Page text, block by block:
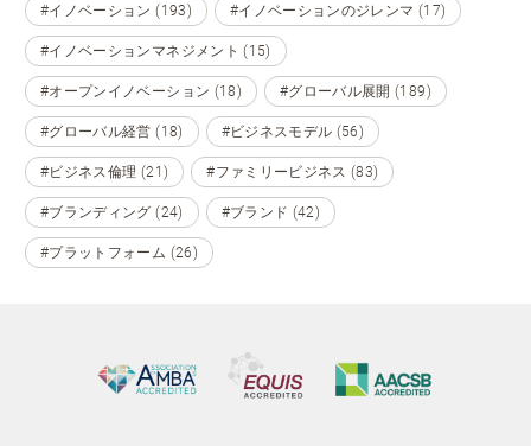
#イノベーション (193) #イノベーションのジレンマ (17)
#イノベーションマネジメント (15)
#オープンイノベーション (18) #グローバル展開 (189)
#グローバル経営 (18) #ビジネスモデル (56)
#ビジネス倫理 (21) #ファミリービジネス (83)
#ブランディング (24) #ブランド (42)
#プラットフォーム (26)